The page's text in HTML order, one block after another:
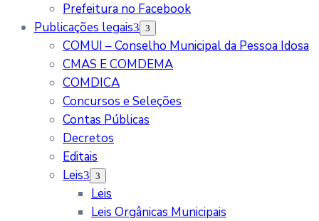
Prefeitura no Facebook
Publicações legais
COMUI – Conselho Municipal da Pessoa Idosa
CMAS E COMDEMA
COMDICA
Concursos e Seleções
Contas Públicas
Decretos
Editais
Leis
Leis
Leis Orgânicas Municipais